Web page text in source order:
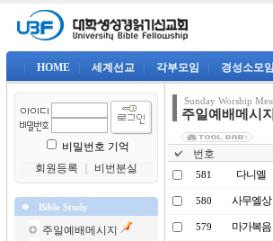
HOME 세계선교 각부모임 경성소모임
비밀번호 기억
회원등록
비번분실
Bible Study
주일예배메시지
Sunday Worship
주일예배메시지
번호
581 다니엘
580 사무엘상
579 마가복음